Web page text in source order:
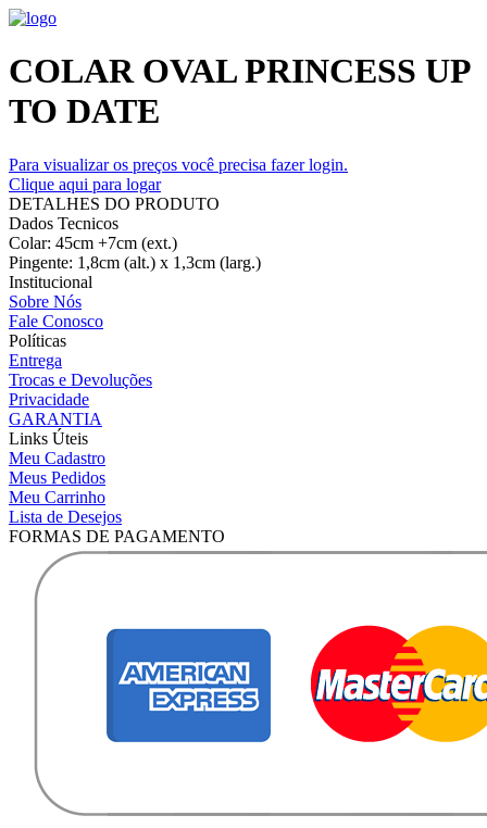
COLAR OVAL PRINCESS UP
TO DATE
Para visualizar os preços você precisa fazer login.
Clique aqui para logar
DETALHES DO PRODUTO
Dados Tecnicos
Colar: 45cm +7cm (ext.)
Pingente: 1,8cm (alt.) x 1,3cm (larg.)
Institucional
Sobre Nós
Fale Conosco
Políticas
Entrega
Trocas e Devoluções
Privacidade
GARANTIA
Links Úteis
Meu Cadastro
Meus Pedidos
Meu Carrinho
Lista de Desejos
FORMAS DE PAGAMENTO